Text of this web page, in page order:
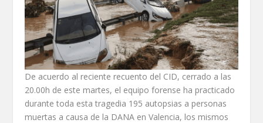
De acuerdo al reciente recuento del CID, cerrado a las
20.00h de este martes, el equipo forense ha practicado
durante toda esta tragedia 195 autopsias a personas
muertas a causa de la DANA en Valencia, los mismos